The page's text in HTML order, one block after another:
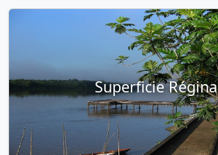
Superficie Régina